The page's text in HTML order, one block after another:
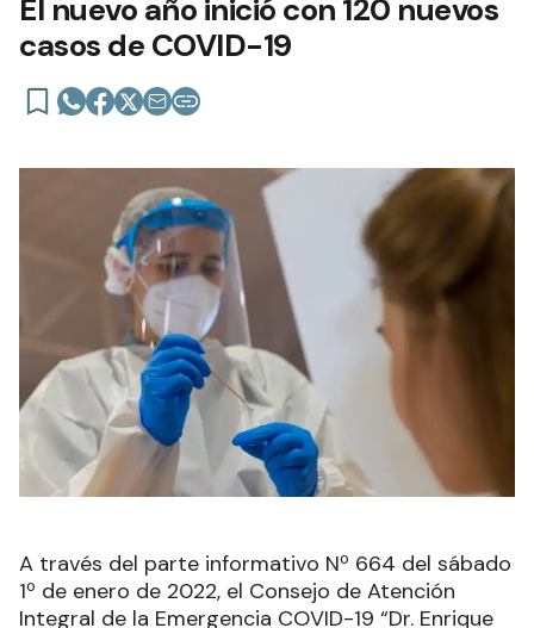
El nuevo año inició con 120 nuevos
casos de COVID-19
A través del parte informativo Nº 664 del sábado
1º de enero de 2022, el Consejo de Atención
Integral de la Emergencia COVID-19 “Dr. Enrique